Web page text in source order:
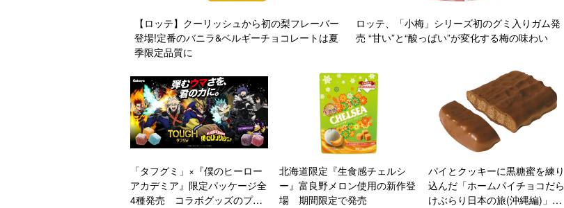
【ロッテ】クーリッシュから初の梨フレーバー
登場!定番のバニラ&ベルギーチョコレートは夏
季限定品質に
ロッテ、「小梅」シリーズ初のグミ入りガム発
売 “甘い”と“酸っぱい”が変化する梅の味わい
「タフグミ」×『僕のヒーロー
アカデミア』限定パッケージ全
4種発売 コラボグッズのプレ
北海道限定『生食感チェルシ
ー』富良野メロン使用の新作登
場 期間限定で発売
パイとクッキーに黒糖蜜を練り
込んだ「ホームパイチョコだら
けぶらり日本の旅(沖縄編)」発